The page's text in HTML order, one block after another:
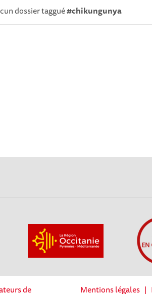
dossier taggué#chikungunya
de Mentions légales|